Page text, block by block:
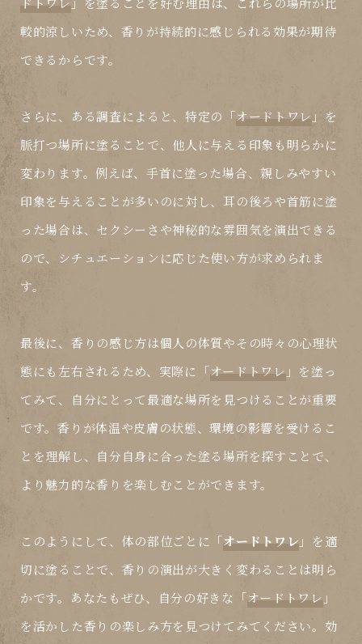
較的涼しいため、香りが持続的に感じられる効果が期待
できるからです。
さらに、ある調査によると、特定の「オードトワレ 」を
脈打つ場所に塗ることで、他人に与える印象も明らかに
変わります。例えば、手首に塗った場合、親しみやすい
印象を与えることが多いのに対し、耳の後ろや首筋に塗
った場合は、セクシーさや神秘的な雰囲気を演出できる
ので、シチュエーションに応じた使い方が求められま
す。
最後に、香りの感じ方は個人の体質やその時々の心理状
態にも左右されるため、実際に「オードトワレ 」を塗っ
てみて、自分にとって最適な場所を見つけることが重要
です。香りが体温や皮膚の状態、環境の影響を受けるこ
とを理解し、自分自身に合った塗る場所を探すことで、
より魅力的な香りを楽しむことができます。
このようにして、体の部位ごとに「オードトワレ」を適
切に塗ることで、香りの演出が大きく変わることは明ら
かです。あなたもぜひ、自分の好きな「オードトワレ 」
を活かした香りの楽しみ方を見つけてみてください。効